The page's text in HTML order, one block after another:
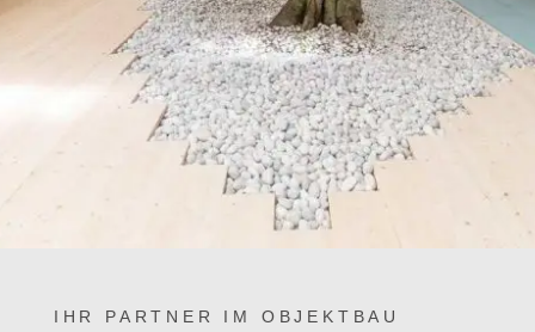
IHR PARTNER IM OBJEKTBAU